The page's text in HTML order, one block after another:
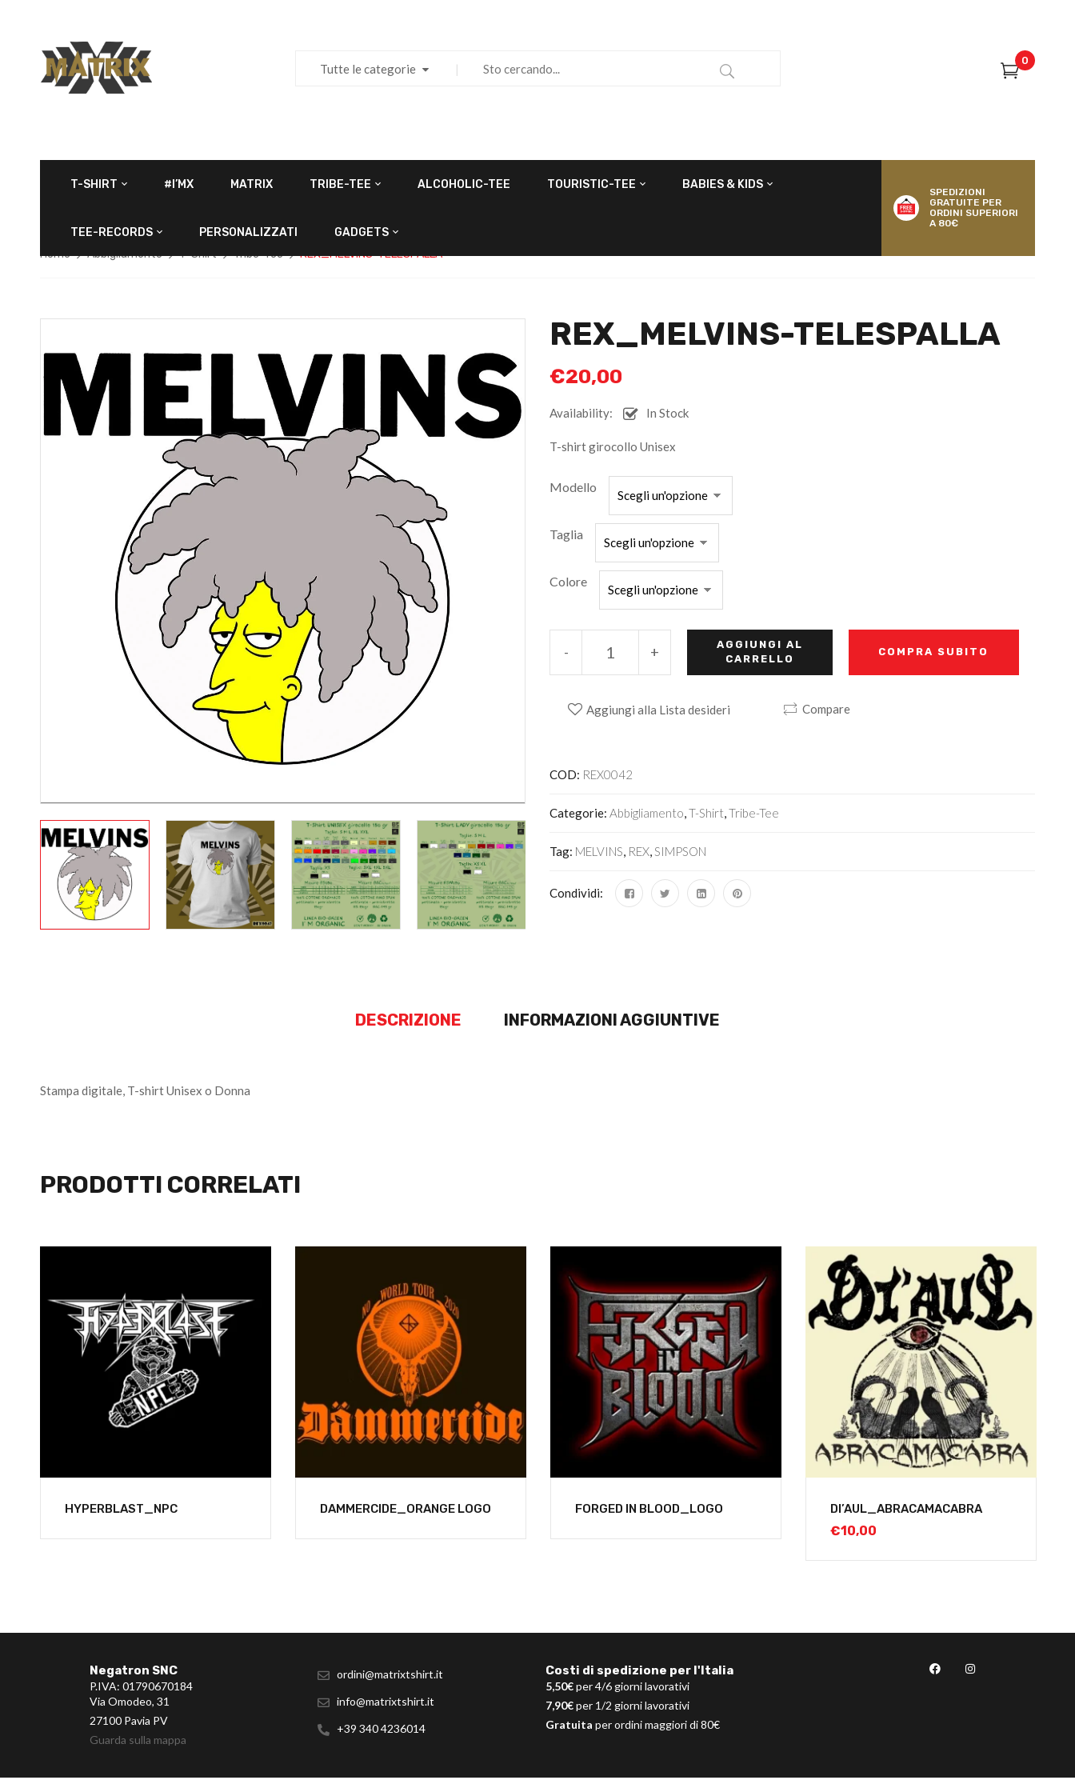
Tutte le categorie
0
T-SHIRT #I’MX MATRIX TRIBE-TEE ALCOHOLIC-TEE TOURISTIC-TEE BABIES & KIDS
TEE-RECORDS PERSONALIZZATI GADGETS
SPEDIZIONI
GRATUITE PER
ORDINI SUPERIORI
A 80€
Home Abbigliamento T-Shirt Tribe-Tee REX_MELVINS-TELESPALLA
REX_MELVINS-TELESPALLA
€20,00
Availability: In Stock
T-shirt girocollo Unisex
Modello
Taglia
Colore
+
-
AGGIUNGI AL
CARRELLO
COMPRA SUBITO
Aggiungi alla Lista desideri Compare
COD: REX0042
Categorie: Abbigliamento,T-Shirt,Tribe-Tee
Tag: MELVINS, REX,SIMPSON
Condividi:
DESCRIZIONE INFORMAZIONI AGGIUNTIVE
Stampa digitale, T-shirt Unisex o Donna
PRODOTTI CORRELATI
HYPERBLAST_NPC DAMMERCIDE_ORANGE LOGO FORGED IN BLOOD_LOGO DI’AUL_ABRACAMACABRA
€10,00
Negatron SNC
P.IVA: 01790670184
Via Omodeo, 31
27100 Pavia PV
Guarda sulla mappa
ordini@matrixtshirt.it
info@matrixtshirt.it
+39 340 4236014
Costi di spedizione per l'Italia
5,50€per 4/6 giorni lavorativi
7,90€per 1/2 giorni lavorativi
Gratuita per ordini maggiori di 80€